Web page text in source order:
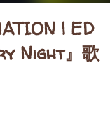
| ED
Night』歌